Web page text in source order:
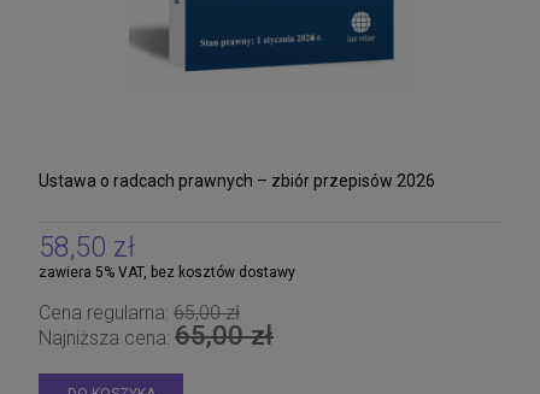
Ustawa o radcach prawnych – zbiór przepisów 2026
58,50 zł
zawiera 5% VAT, bez kosztów dostawy
Cena regularna: 65,00 zł
Najniższa cena: 65,00 zł